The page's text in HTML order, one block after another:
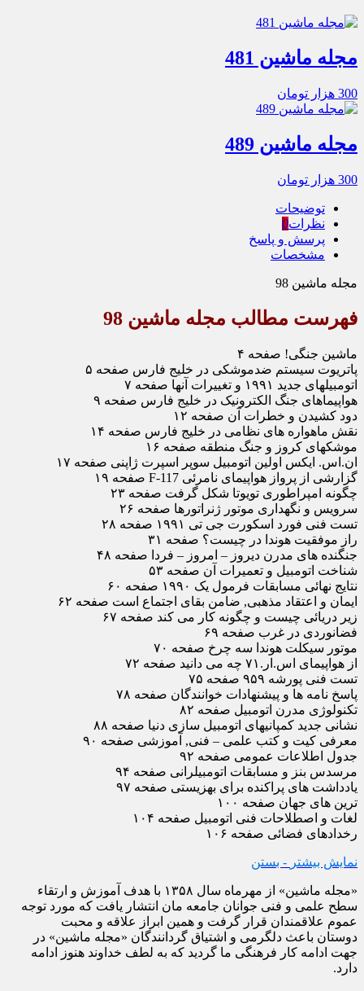
مجله ماشین 481
300 هزار تومان
مجله ماشین 489
300 هزار تومان
توضیحات
نظرات0
پرسش و پاسخ
مشخصات
مجله ماشین 98
فهرست مطالب مجله ماشین 98
ماشین جنگی! صفحه ۴
پاتریوت سیستم ضدموشکی در خلیج فارس صفحه ۵
اتومبیلهای جدید ۱۹۹۱ و تغییرات آنها صفحه ۷
هواپیماهای جنگ الکترونیک در خلیج فارس صفحه ۹
دود کشیدن و خطرات آن صفحه ۱۲
نقش ماهواره های نظامی در خلیج فارس صفحه ۱۴
موشکهای کروز و جنگ منطقه صفحه ۱۶
ان.اس. ایکس اولین اتومبیل سوپر اسپرت ژاپنی صفحه ۱۷
گزارشی از پرواز هواپیمای نامرئی F-117 صفحه ۱۹
چگونه امپراطوری تویوتا شکل گرفت صفحه ۲۳
سرویس و نگهداری موتور ژنراتورها صفحه ۲۶
تست فنی فورد اسکورت جی تی ۱۹۹۱ صفحه ۲۸
راز موفقیت هوندا در چیست؟ صفحه ۳۱
جنگنده های مدرن دیروز – امروز – فردا صفحه ۴۸
شناخت اتومبیل و تعمیرات آن صفحه ۵۳
نتایج نهائی مسابقات فرمول یک ۱۹۹۰ صفحه ۶۰
ایمان و اعتقاد مذهبی, ضامن بقای اجتماع است صفحه ۶۲
زیر دریائی چیست و چگونه کار می کند صفحه ۶۷
فضانوردی در غرب صفحه ۶۹
موتور سیکلت هوندا سه چرخ صفحه ۷۰
از هواپیمای اس.ار.۷۱ چه می دانید صفحه ۷۲
تست فنی پورشه ۹۵۹ صفحه ۷۵
پاسخ نامه ها و پیشنهادات خوانندگان صفحه ۷۸
تکنولوژی مدرن اتومبیل صفحه ۸۲
نشانی جدید کمپانیهای اتومبیل سازی دنیا صفحه ۸۸
معرفی کیت و کتب علمی – فنی, آموزشی صفحه ۹۰
جدول اطلاعات عمومی صفحه ۹۲
مرسدس بنز و مسابقات اتومبیلرانی صفحه ۹۴
یادداشت های پراکنده برای بهزیستی صفحه ۹۷
ترین های جهان صفحه ۱۰۰
لغات و اصطلاحات فنی اتومبیل صفحه ۱۰۴
رخدادهای فضائی صفحه ۱۰۶
نمایش بیشتر - بستن
«مجله ماشین» از مهرماه سال ۱۳۵۸ با هدف آموزش و ارتقاء
سطح علمی و فنی جوانان جامعه مان انتشار یافت که مورد توجه
عموم علاقمندان قرار گرفت و همین ابراز علاقه و محبت
دوستان باعث دلگرمی و اشتیاق گردانندگان «مجله ماشین» در
جهت ادامه کار فرهنگی ما گردید که به لطف خداوند هنوز ادامه
دارد.